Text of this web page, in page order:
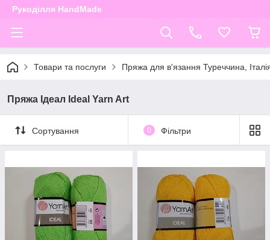
Рукоділля HandMade
Товари та послуги Пряжа для в'язання Туреччина,
Пряжа Ідеал Ideal Yarn Art
Сортування 0 Фільтри